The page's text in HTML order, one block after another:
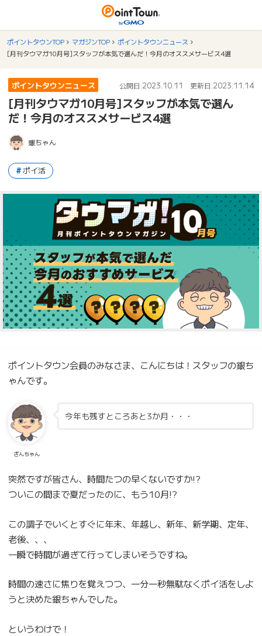
ポイントタウンTOP マガジンTOP
ポイントタウンニュース
[月刊タウマガ10月号]スタッフが本気で選んだ！今月のオススメサービス4選
ポイントタウンニュース 公開日:2023.10.11 更新日:2023.11.14
[月刊タウマガ10月号]スタッフが本気で選ん
だ！今月のオススメサービス4選
銀ちゃん
ポイ活
ポイントタウン会員のみなさま、こんにちは！スタッフの銀ち
ゃんです。
ぎんちゃん
今年も残すところあと3か月・・・
突然ですが皆さん、時間たつの早くないですか!?
ついこの間まで夏だったのに、もう10月!?
この調子でいくとすぐに年末、年越し、新年、新学期、定年、
老後、、、
一瞬で時間が過ぎて行ってしまいそうですね。
時間の速さに焦りを覚えつつ、一分一秒無駄なくポイ活をしよ
うと決めた銀ちゃんでした。
というわけで！